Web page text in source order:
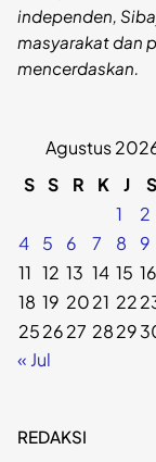
independen,
masyarakat dan
mencerdaskan.
Agustus
S S R K J S
1
2
4
5 6 7 8 9
11 12 13 14 15 16
18 19 2021 22
252627 2829
« Jul
REDAKSI